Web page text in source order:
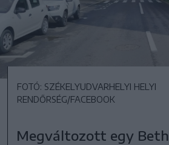
FOTÓ: SZÉKELYUDVARHELYI HELYI
RENDŐRSÉG/FACEBOOK
Megváltozott egy